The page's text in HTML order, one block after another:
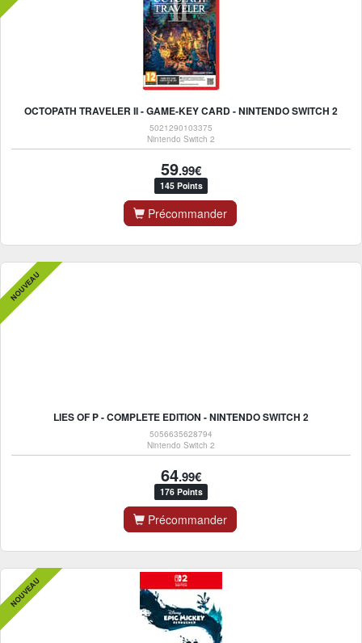
OCTOPATH TRAVELER II - GAME-KEY CARD - NINTENDO SWITCH 2
5021290103375
Nintendo Switch 2
59.99€
145 Points
Précommander
LIES OF P - COMPLETE EDITION - NINTENDO SWITCH 2
5056635628794
Nintendo Switch 2
64.99€
176 Points
Précommander
NOUVEAU
NOUVEAU